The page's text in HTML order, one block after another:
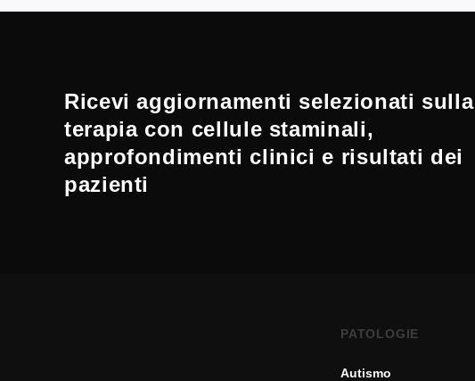
Ricevi aggiornamenti selezionati sulla
terapia con cellule staminali,
approfondimenti clinici e risultati dei
pazienti
PATOLOGIE
Autismo